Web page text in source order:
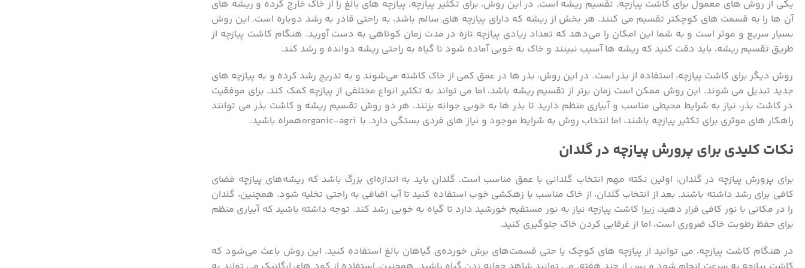
یکی از روش ‌های معمول برای کاشت پیازچه، تقسیم ریشه است. در این روش، برای تکثیر پیازچه، پیازچه ‌های بالغ را از خاک خارج کرده و ریشه‌ های
آن ‌ها را به قسمت‌ های کوچکتر تقسیم می ‌کنند. هر بخش از ریشه که دارای پیازچه ‌های سالم باشد، به راحتی قادر به رشد دوباره است. این روش
بسیار سریع و موثر است و به شما این امکان را می‌دهد که تعداد زیادی پیازچه تازه در مدت زمان کوتاهی به دست آورید. هنگام کاشت پیازچه از
طریق تقسیم ریشه، باید دقت کنید که ریشه‌ ها آسیب نبینند و خاک به‌ خوبی آماده شود تا گیاه به راحتی ریشه دوانده و رشد کند.
روش دیگر برای کاشت پیازچه، استفاده از بذر است. در این روش، بذر ها در عمق کمی از خاک کاشته می‌شوند و به تدریج رشد کرده و به پیازچه‌ های
جدید تبدیل می ‌شوند. این روش ممکن است زمان‌ برتر از تقسیم ریشه باشد، اما می ‌تواند به تکثیر انواع مختلفی از پیازچه کمک کند. برای موفقیت
در کاشت بذر، نیاز به شرایط محیطی مناسب و آبیاری منظم دارید تا بذر ها به خوبی جوانه بزنند. هر دو روش تقسیم ریشه و کاشت بذر می ‌توانند
راهکار های موثری برای تکثیر پیازچه باشند، اما انتخاب روش به شرایط موجود و نیاز های فردی بستگی دارد. با organic-agriهمراه باشید.
نکات کلیدی برای پرورش پیازچه در گلدان
برای پرورش پیازچه در گلدان، اولین نکته مهم انتخاب گلدانی با عمق مناسب است. گلدان باید به اندازه‌ای بزرگ باشد که ریشه‌های پیازچه فضای
کافی برای رشد داشته باشند. بعد از انتخاب گلدان، از خاک مناسب با زهکشی خوب استفاده کنید تا آب اضافی به راحتی تخلیه شود. همچنین، گلدان
را در مکانی با نور کافی قرار دهید، زیرا کاشت پیازچه نیاز به نور مستقیم خورشید دارد تا گیاه به خوبی رشد کند. توجه داشته باشید که آبیاری منظم
برای حفظ رطوبت خاک ضروری است، اما از غرقابی کردن خاک جلوگیری کنید.
در هنگام کاشت پیازچه، می ‌توانید از پیازچه ‌های کوچک یا حتی قسمت‌های برش خورده‌ی گیاهان بالغ استفاده کنید. این روش باعث می‌شود که